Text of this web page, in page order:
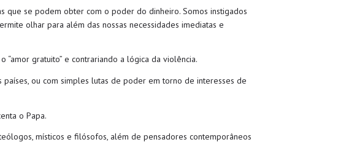
que se podem obter com o poder do dinheiro. Somos instigados
olhar para além das nossas necessidades imediatas e
gratuito” e contrariando a lógica da violência.
países, ou com simples lutas de poder em torno de interesses de
o Papa.
místicos e filósofos, além de pensadores contemporâneos